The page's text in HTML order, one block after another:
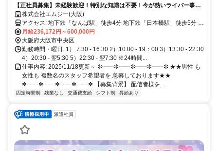
【正社員募集】未経験歓迎！特別な知識は不要！今が熱いライバー事務
所での運営サポート！若手の女性が活 躍中！年間休日120日
株式会社エムジー(大阪)
アクセス: 地下鉄「なんば駅」徒歩4分 地下鉄「日本橋駅」徒歩5分 地
下鉄「心斎橋駅」徒歩8分 近鉄・阪神「大阪難波駅」徒歩6分 近鉄
「近鉄日本橋駅」徒歩6分
月給236,172円～600,000円
大阪府大阪市中央区
勤務時間・曜日: 1） 7:30 - 16:30 2）10:00 - 19：00 3）13:30 - 22:30
4）20:30 - 翌5:30 5）22:30 - 翌7:30 ※24時間...
仕事内容: 2025/11/18更新～ ✼┈┈✼┈┈✼┈┈✼┈┈✼ ★★男性 も
女性も 複数名のスタッフ希望者を 急募しております★★
✼┈┈✼┈┈✼┈┈✼┈┈✼ 【募集背景】 配信者様を...
固定時間制 残業なし 交通費支給 シフト制 昇給あり
派遣社員